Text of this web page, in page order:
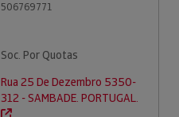
506769771
Soc. Por Quotas
Rua 25 De Dezembro 5350-
312 - SAMBADE. PORTUGAL.